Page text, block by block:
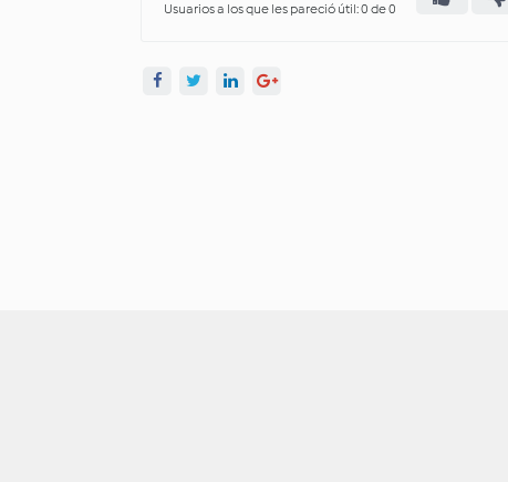
Usuarios a los que les pareció útil: 0 de 0